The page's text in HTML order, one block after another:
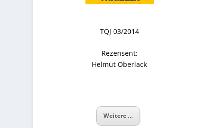
TQJ 03/2014
Rezensent:
Helmut Oberlack
Weitere …